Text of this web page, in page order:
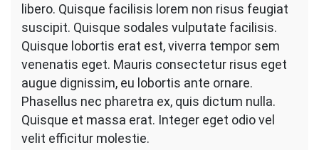
libero. Quisque facilisis lorem non risus feugiat
suscipit. Quisque sodales vulputate facilisis.
Quisque lobortis erat est, viverra tempor sem
venenatis eget. Mauris consectetur risus eget
augue dignissim, eu lobortis ante ornare.
Phasellus nec pharetra ex, quis dictum nulla.
Quisque et massa erat. Integer eget odio vel
velit efficitur molestie.
We use cookies on our website to give you the most
relevant experience by remembering your preferences and
repeat visits. By clicking “Accept All”, you consent to the
use of ALL the cookies. However, you may visit "Cookie
Settings" to provide a controlled consent.
Cookie Settings Accept All